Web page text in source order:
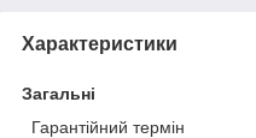
Характеристики
Загальні
Гарантійний термін